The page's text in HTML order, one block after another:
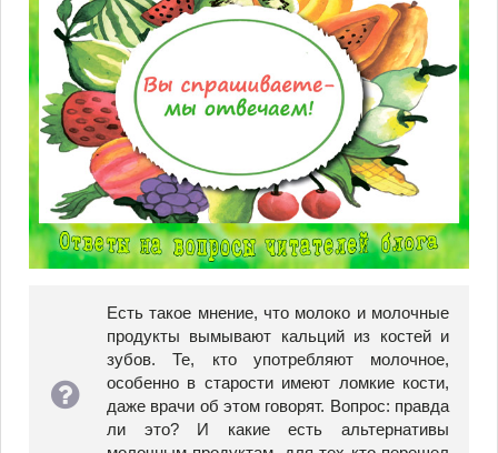
Есть такое мнение, что молоко и молочные
продукты вымывают кальций из костей и
зубов. Те, кто употребляют молочное,
особенно в старости имеют ломкие кости,
даже врачи об этом говорят. Вопрос: правда
ли это? И какие есть альтернативы